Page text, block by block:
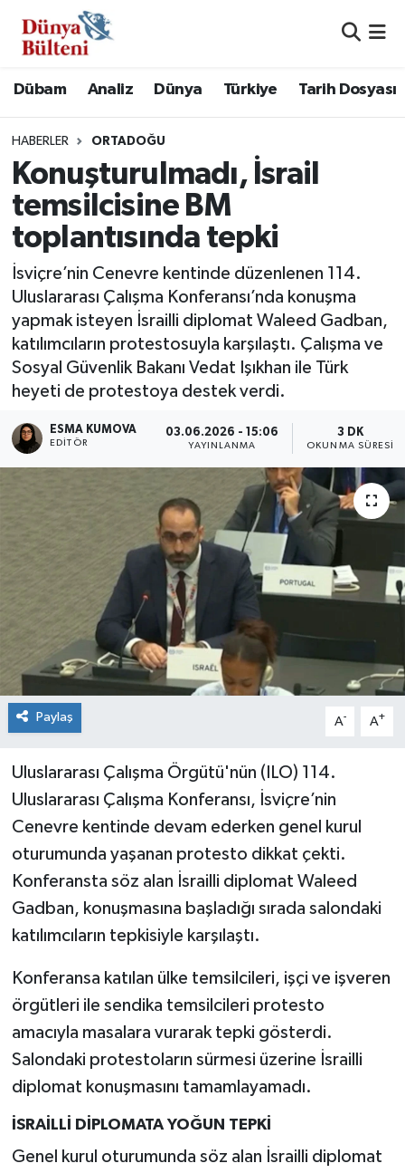
Dübam Analiz Dünya Türkiye Tarih Dosyası
HABERLER ORTADOĞU
Konuşturulmadı, İsrail
temsilcisine BM
toplantısında tepki
İsviçre’nin Cenevre kentinde düzenlenen 114.
Uluslararası Çalışma Konferansı’nda konuşma
yapmak isteyen İsrailli diplomat Waleed Gadban,
katılımcıların protestosuyla karşılaştı. Çalışma ve
Sosyal Güvenlik Bakanı Vedat Işıkhan ile Türk
heyeti de protestoya destek verdi.
ESMA KUMOVA
EDITÖR
03.06.2026 - 15:06
YAYINLANMA
3 DK
OKUNMA SÜRESI
Paylaş A- A+
Uluslararası Çalışma Örgütü'nün (ILO) 114.
Uluslararası Çalışma Konferansı, İsviçre’nin
Cenevre kentinde devam ederken genel kurul
oturumunda yaşanan protesto dikkat çekti.
Konferansta söz alan İsrailli diplomat Waleed
Gadban, konuşmasına başladığı sırada salondaki
katılımcıların tepkisiyle karşılaştı.
Konferansa katılan ülke temsilcileri, işçi ve işveren
örgütleri ile sendika temsilcileri protesto
amacıyla masalara vurarak tepki gösterdi.
Salondaki protestoların sürmesi üzerine İsrailli
diplomat konuşmasını tamamlayamadı.
İSRAİLLİ DİPLOMATA YOĞUN TEPKİ
Genel kurul oturumunda söz alan İsrailli diplomat
Hava Durumu
Namaz Vakitleri
Trafik Durumu
Süper Lig Puan Durumu ve Fikstür
Tüm Manşetler
Son Dakika Haberleri
Haber Arşivi